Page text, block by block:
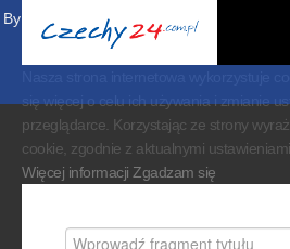
Nasza strona internetowa wykorzystuje
się więcej o celu ich używania i zmianie
przeglądarce. Korzystając ze strony
cookie, zgodnie z aktualnymi
Więcej informacji Zgadzam się
Wprowadź fragment tytułu
By visiting our website you agree that we are
get the best